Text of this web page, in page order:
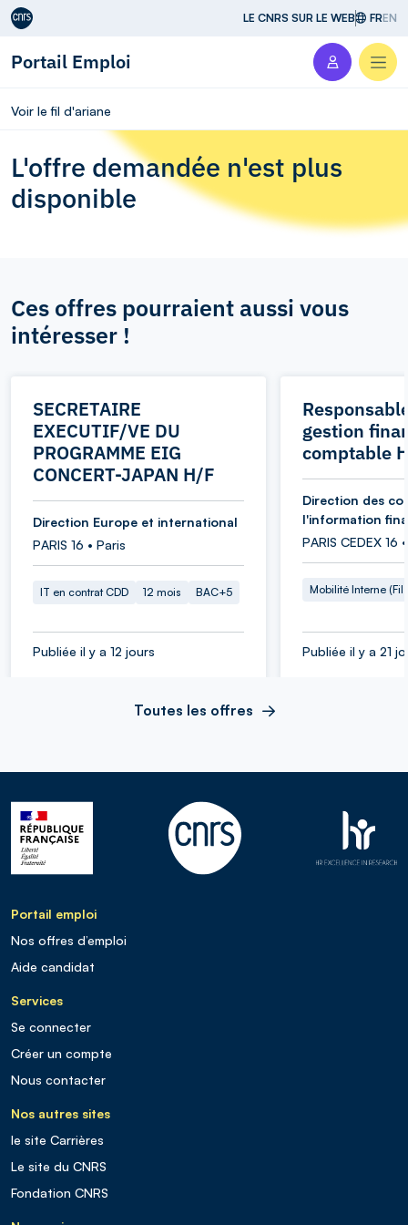
Aller au contenu LE CNRS SUR LE WEB FREN
Portail Emploi
Voir le fil d'ariane
L'offre demandée n'est plus
disponible
Ces offres pourraient aussi vous
intéresser !
SECRETAIRE
EXECUTIF/VE DU
PROGRAMME EIG
CONCERT-JAPAN H/F
Direction Europe et international
PARIS 16 • Paris
IT en contrat CDD 12 mois BAC+5
Publiée il y a 12 jours
gestion
comptable
Direction des
l'information
PARIS CEDEX 16
Mobilité Interne (Fil
Publiée il y a 21
Toutes les offres
Portail emploi
Nos offres d’emploi
Aide candidat
Services
Se connecter
Créer un compte
Nous contacter
Nos autres sites
le site Carrières
Le site du CNRS
Fondation CNRS